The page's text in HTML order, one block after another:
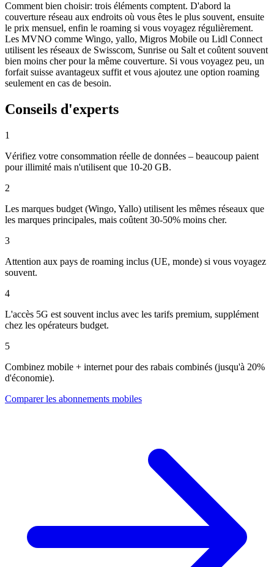
Comment bien choisir: trois éléments comptent. D'abord la
couverture réseau aux endroits où vous êtes le plus souvent, ensuite
le prix mensuel, enfin le roaming si vous voyagez régulièrement.
Les MVNO comme Wingo, yallo, Migros Mobile ou Lidl Connect
utilisent les réseaux de Swisscom, Sunrise ou Salt et coûtent souvent
bien moins cher pour la même couverture. Si vous voyagez peu, un
forfait suisse avantageux suffit et vous ajoutez une option roaming
seulement en cas de besoin.
Conseils d'experts
1
Vérifiez votre consommation réelle de données – beaucoup paient
pour illimité mais n'utilisent que 10-20 GB.
2
Les marques budget (Wingo, Yallo) utilisent les mêmes réseaux que
les marques principales, mais coûtent 30-50% moins cher.
3
Attention aux pays de roaming inclus (UE, monde) si vous voyagez
souvent.
4
L'accès 5G est souvent inclus avec les tarifs premium, supplément
chez les opérateurs budget.
5
Combinez mobile + internet pour des rabais combinés (jusqu'à 20%
d'économie).
Comparer les abonnements mobiles